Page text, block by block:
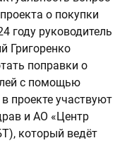
о покупки
году руководитель
Григоренко
поправки о
с помощью
проекте участвуют
и АО «Центр
который ведёт